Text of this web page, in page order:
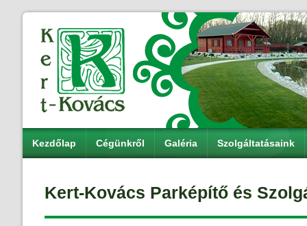
Kezdőlap Cégünkről Galéria Szolgáltatásaink
Kert-Kovács Parképítő és